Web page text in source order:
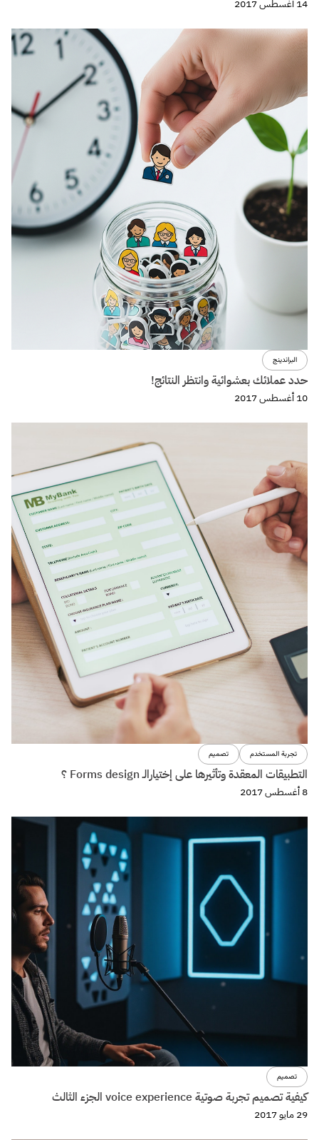
14 أغسطس 2017
البراندينج
حدد عملائك بعشوائية وانتظر النتائج!
10 أغسطس 2017
تجربة المستخدم تصميم
التطبيقات المعقدة وتأثيرها على إختيارالـ Forms design ؟
8 أغسطس 2017
تصميم
كيفية تصميم تجربة صوتية voice experience الجزء الثالث
29 مايو 2017